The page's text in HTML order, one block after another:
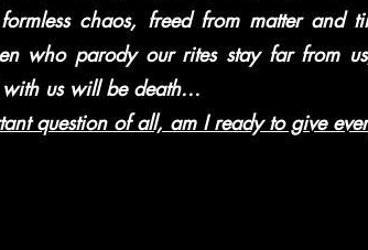
chaos, freed from matter and
who parody our rites stay far from
us will be death...
question of all, am I ready to give